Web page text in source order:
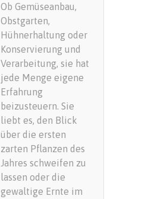
Ob Gemüseanbau,
Obstgarten,
Hühnerhaltung oder
Konservierung und
Verarbeitung, sie hat
jede Menge eigene
Erfahrung
beizusteuern. Sie
liebt es, den Blick
über die ersten
zarten Pflanzen des
Jahres schweifen zu
lassen oder die
gewaltige Ernte im